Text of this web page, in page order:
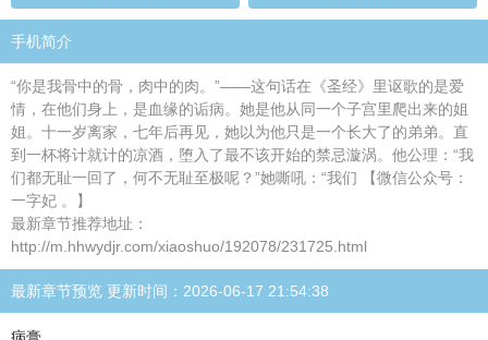
手机简介
“你是我骨中的骨，肉中的肉。”——这句话在《圣经》里讴歌的是爱
情，在他们身上，是血缘的诟病。她是他从同一个子宫里爬出来的姐
姐。十一岁离家，七年后再见，她以为他只是一个长大了的弟弟。直
到一杯将计就计的凉酒，堕入了最不该开始的禁忌漩涡。他公理：“我
们都无耻一回了，何不无耻至极呢？”她嘶吼：“我们 【微信公众号：
一字妃 。】
最新章节推荐地址：
http://m.hhwydjr.com/xiaoshuo/192078/231725.html
最新章节预览 更新时间：2026-06-17 21:54:38